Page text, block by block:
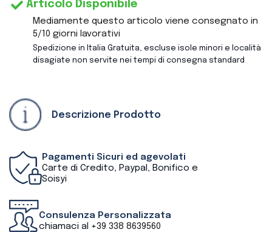
Articolo Disponibile
Mediamente questo articolo viene consegnato in
5/10 giorni lavorativi
Spedizione in Italia Gratuita, escluse isole minori e località
disagiate non servite nei tempi di consegna standard
Descrizione Prodotto
Pagamenti Sicuri ed agevolati
Carte di Credito, Paypal, Bonifico e
Soisyi
Consulenza Personalizzata
chiamaci al +39 338 8639560